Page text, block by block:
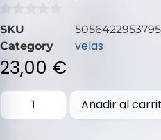
0
de
5
SKU
5056422953795
Category
velas
23,00 €
Añadir al